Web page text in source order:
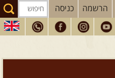
הרשמה כניסה